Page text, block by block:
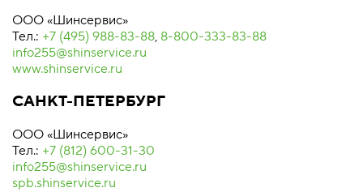
ООО «Шинсервис»
Тел.: +7 (495) 988-83-88, 8-800-333-83-88
info255@shinservice.ru
www.shinservice.ru
САНКТ-ПЕТЕРБУРГ
ООО «Шинсервис»
Тел.: +7 (812) 600-31-30
info255@shinservice.ru
spb.shinservice.ru